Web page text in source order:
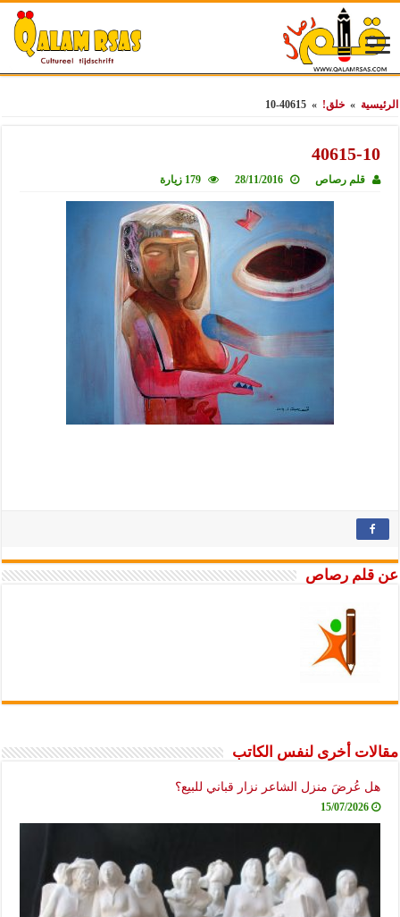
الرئيسية » خلق! »
40615-10
40615-10
قلم رصاص 28/11/2016 179 زيارة
عن قلم رصاص
مقالات أخرى لنفس الكاتب
هل عُرضَ منزل الشاعر نزار قباني للبيع؟
15/07/2026